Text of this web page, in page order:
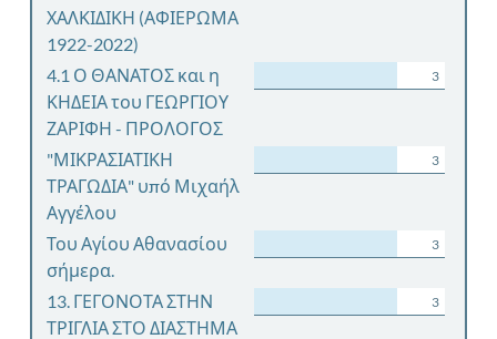
ΧΑΛΚΙΔΙΚΗ (ΑΦΙΕΡΩΜΑ
1922-2022)
4.1 Ο ΘΑΝΑΤΟΣ και η
ΚΗΔΕΙΑ του ΓΕΩΡΓΙΟΥ
ΖΑΡΙΦΗ - ΠΡΟΛΟΓΟΣ
3
"ΜΙΚΡΑΣΙΑΤΙΚΗ
ΤΡΑΓΩΔΙΑ" υπό Μιχαήλ
Αγγέλου
3
Του Αγίου Αθανασίου
σήμερα.
3
13. ΓΕΓΟΝΟΤΑ ΣΤΗΝ
ΤΡΙΓΛΙΑ ΣΤΟ ΔΙΑΣΤΗΜΑ
3